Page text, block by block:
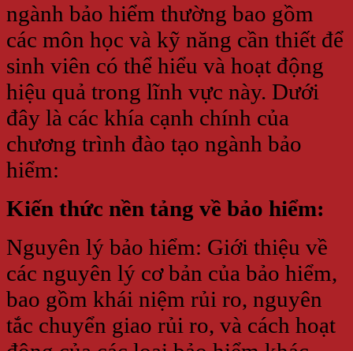
ngành bảo hiểm thường bao gồm
các môn học và kỹ năng cần thiết để
sinh viên có thể hiểu và hoạt động
hiệu quả trong lĩnh vực này. Dưới
đây là các khía cạnh chính của
chương trình đào tạo ngành bảo
hiểm:
Kiến thức nền tảng về bảo hiểm:
Nguyên lý bảo hiểm: Giới thiệu về
các nguyên lý cơ bản của bảo hiểm,
bao gồm khái niệm rủi ro, nguyên
tắc chuyển giao rủi ro, và cách hoạt